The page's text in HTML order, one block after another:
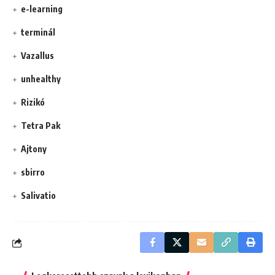
e-learning
terminál
Vazallus
unhealthy
Rizikó
Tetra Pak
Ajtony
sbirro
Salivatio